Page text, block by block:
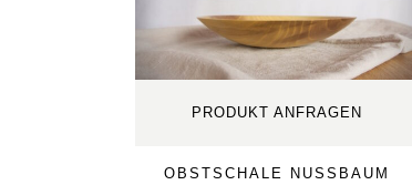
PRODUKT ANFRAGEN
OBSTSCHALE NUSSBAUM